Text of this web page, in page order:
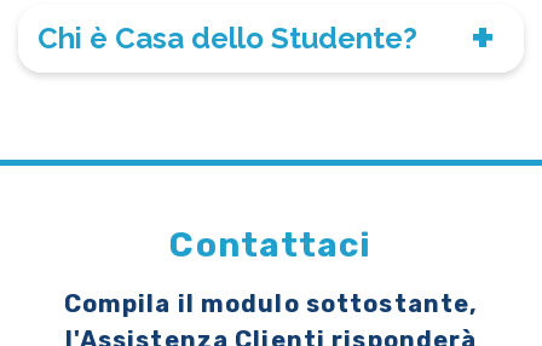
Chi è Casa dello Studente?
Contattaci
Compila il modulo sottostante,
l'Assistenza Clienti risponderà